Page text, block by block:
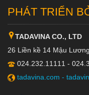
PHÁT TRIỂN
TADAVINA CO., LTD
26 Liền kề 14 Mậu
024.232.11111 -
tadavina.com -